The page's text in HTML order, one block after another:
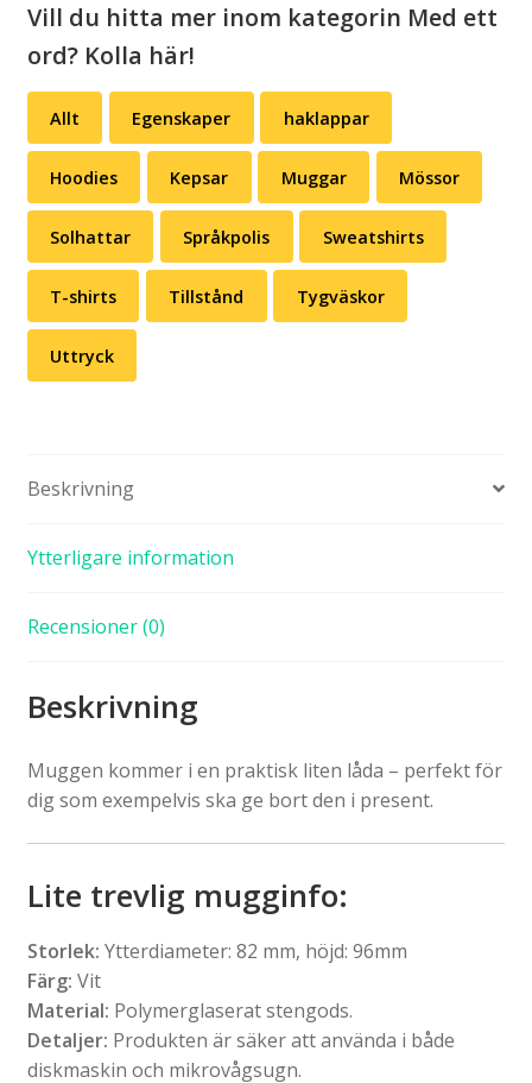
Vill du hitta mer inom kategorin Med ett
ord? Kolla här!
Allt Egenskaper haklappar
Hoodies Kepsar Muggar Mössor
Solhattar Språkpolis Sweatshirts
T-shirts Tillstånd Tygväskor
Uttryck
Beskrivning
Ytterligare information
Recensioner (0)
Beskrivning
Muggen kommer i en praktisk liten låda – perfekt för
dig som exempelvis ska ge bort den i present.
Lite trevlig mugginfo:
Storlek: Ytterdiameter: 82 mm, höjd: 96mm
Färg: Vit
Material: Polymerglaserat stengods.
Detaljer: Produkten är säker att använda i både
diskmaskin och mikrovågsugn.